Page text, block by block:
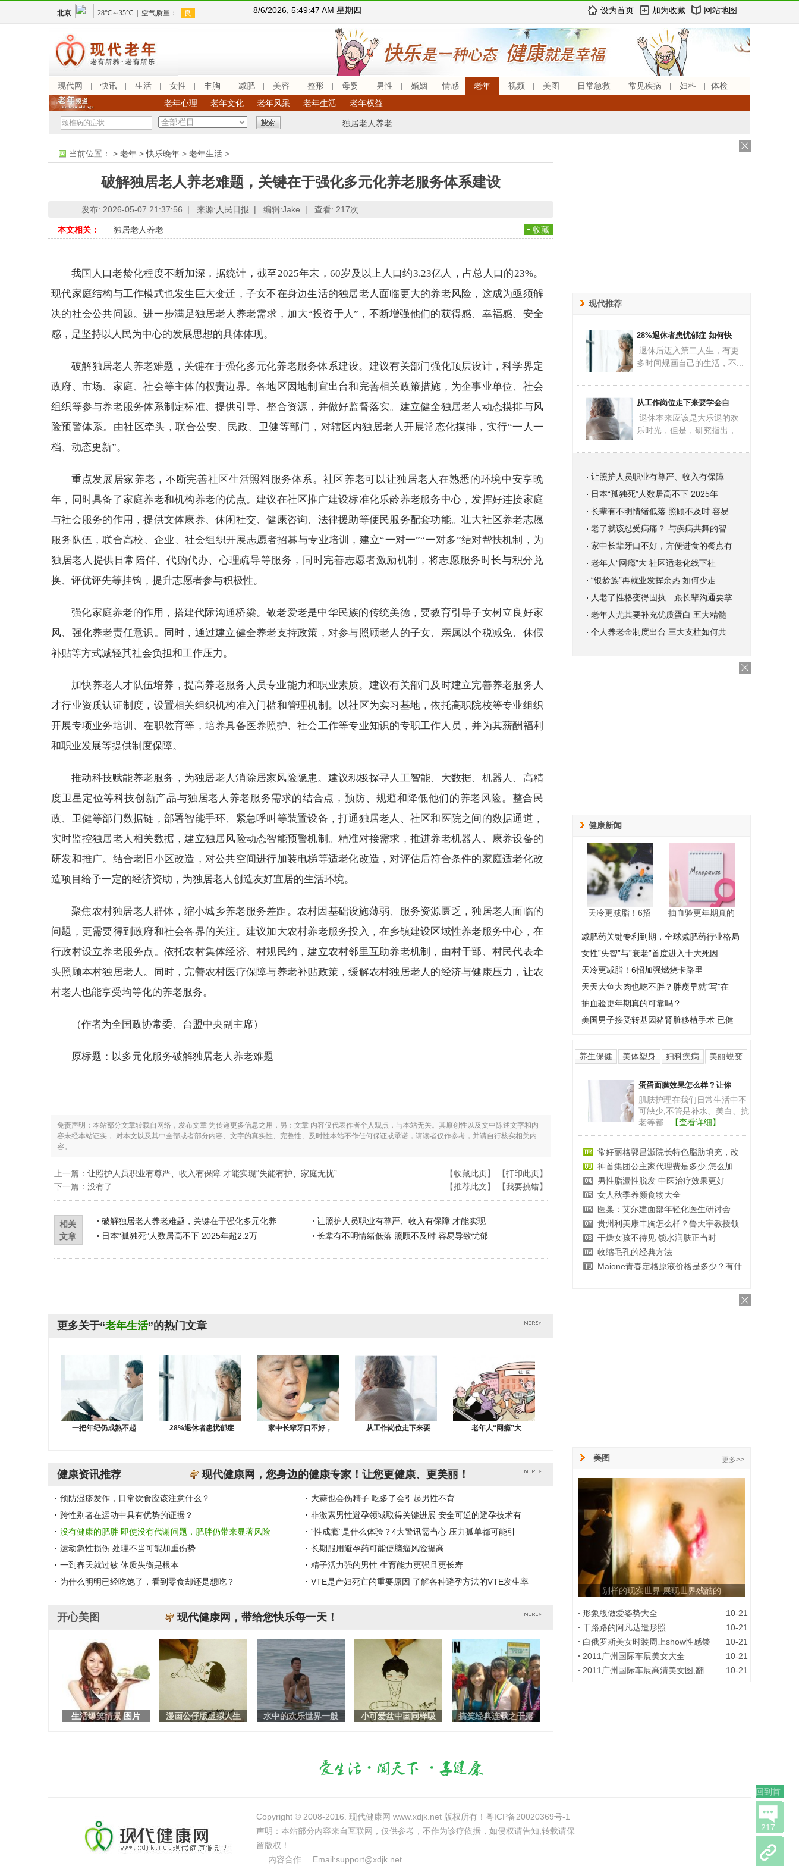
8/6/2026, 5:49:48 AM 星期四 设为首页 加为收藏 网站地图
现代网 快讯 生活 女性 丰胸 减肥 美容 整形 母婴 男性 婚姻 情感 老年 视频 美图 日常急救 常见疾病 妇科
体检
老年心理
老年文化 老年风采 老年生活 老年权益
独居老人养老
当前位置： > 老年 >快乐晚年 > 老年生活 >
破解独居老人养老难题，关键在于强化多元化养老服务体系建设
发布: 2026-05-07 21:37:56 | 来源: 人民日报 | 编辑:Jake | 查看: 217次
本文相关： 独居老人养老 收藏
我国人口老龄化程度不断加深，据统计，截至2025年末，60岁及以上人口约3.23亿人，占总人口的23%。
现代家庭结构与工作模式也发生巨大变迁，子女不在身边生活的独居老人面临更大的养老风险，这成为亟须解
决的社会公共问题。进一步满足独居老人养老需求，加大“投资于人”，不断增强他们的获得感、幸福感、安全
感，是坚持以人民为中心的发展思想的具体体现。
破解独居老人养老难题，关键在于强化多元化养老服务体系建设。建议有关部门强化顶层设计，科学界定
政府、市场、家庭、社会等主体的权责边界。各地区因地制宜出台和完善相关政策措施，为企事业单位、社会
组织等参与养老服务体系制定标准、提供引导、整合资源，并做好监督落实。建立健全独居老人动态摸排与风
险预警体系。由社区牵头，联合公安、民政、卫健等部门，对辖区内独居老人开展常态化摸排，实行“一人一
档、动态更新”。
重点发展居家养老，不断完善社区生活照料服务体系。社区养老可以让独居老人在熟悉的环境中安享晚
年，同时具备了家庭养老和机构养老的优点。建议在社区推广建设标准化乐龄养老服务中心，发挥好连接家庭
与社会服务的作用，提供文体康养、休闲社交、健康咨询、法律援助等便民服务配套功能。壮大社区养老志愿
服务队伍，联合高校、企业、社会组织开展志愿者招募与专业培训，建立“一对一”“一对多”结对帮扶机制，为
独居老人提供日常陪伴、代购代办、心理疏导等服务，同时完善志愿者激励机制，将志愿服务时长与积分兑
换、评优评先等挂钩，提升志愿者参与积极性。
强化家庭养老的作用，搭建代际沟通桥梁。敬老爱老是中华民族的传统美德，要教育引导子女树立良好家
风、强化养老责任意识。同时，通过建立健全养老支持政策，对参与照顾老人的子女、亲属以个税减免、休假
补贴等方式减轻其社会负担和工作压力。
加快养老人才队伍培养，提高养老服务人员专业能力和职业素质。建议有关部门及时建立完善养老服务人
才行业资质认证制度，设置相关组织机构准入门槛和管理机制。以社区为实习基地，依托高职院校等专业组织
开展专项业务培训、在职教育等，培养具备医养照护、社会工作等专业知识的专职工作人员，并为其薪酬福利
和职业发展等提供制度保障。
推动科技赋能养老服务，为独居老人消除居家风险隐患。建议积极探寻人工智能、大数据、机器人、高精
度卫星定位等科技创新产品与独居老人养老服务需求的结合点，预防、规避和降低他们的养老风险。整合民
政、卫健等部门数据链，部署智能手环、紧急呼叫等装置设备，打通独居老人、社区和医院之间的数据通道，
实时监控独居老人相关数据，建立独居风险动态智能预警机制。精准对接需求，推进养老机器人、康养设备的
研发和推广。结合老旧小区改造，对公共空间进行加装电梯等适老化改造，对评估后符合条件的家庭适老化改
造项目给予一定的经济资助，为独居老人创造友好宜居的生活环境。
聚焦农村独居老人群体，缩小城乡养老服务差距。农村因基础设施薄弱、服务资源匮乏，独居老人面临的
问题，更需要得到政府和社会各界的关注。建议加大农村养老服务投入，在乡镇建设区域性养老服务中心，在
行政村设立养老服务点。依托农村集体经济、村规民约，建立农村邻里互助养老机制，由村干部、村民代表牵
头照顾本村独居老人。同时，完善农村医疗保障与养老补贴政策，缓解农村独居老人的经济与健康压力，让农
村老人也能享受均等化的养老服务。
（作者为全国政协常委、台盟中央副主席）
原标题：以多元化服务破解独居老人养老难题
免责声明：本站部分文章转载自网络，发布文章 为传递更多信息之用，另：文章 内容仅代表作者个人观点，与本站无关。其原创性以及文中陈述文字和内
容未经本站证实， 对本文以及其中全部或者部分内容、文字的真实性、完整性、及时性本站不作任何保证或承诺，请读者仅作参考，并请自行核实相关内
容。
上一篇： 让照护人员职业有尊严、收入有保障 才能实现“失能有护、家庭无忧”
下一篇：没有了
【收藏此页】 【打印此页】
【推荐此文】 【我要挑错】
相关
文章
破解独居老人养老难题，关键在于强化多元化养
让照护人员职业有尊严、收入有保障 才能实现
日本“孤独死”人数居高不下 2025年超2.2万
长辈有不明情绪低落 照顾不及时 容易导致忧郁
更多关于“老年生活”的热门文章
一把年纪仍成熟不起 28%退休者患忧郁症 家中长辈牙口不好， 从工作岗位走下来要 老年人“网瘾”大
健康资讯推荐 现代健康网，您身边的健康专家！让您更健康、更美丽！
预防湿疹发作，日常饮食应该注意什么？
跨性别者在运动中具有优势的证据？
没有健康的肥胖 即使没有代谢问题，肥胖仍带来显著风险
运动急性损伤 处理不当可能加重伤势
一到春天就过敏 体质失衡是根本
为什么明明已经吃饱了，看到零食却还是想吃？
大蒜也会伤精子 吃多了会引起男性不育
非激素男性避孕领域取得关键进展 安全可逆的避孕技术有
“性成瘾”是什么体验？4大警讯需当心 压力孤单都可能引
长期服用避孕药可能使脑瘤风险提高
精子活力强的男性 生育能力更强且更长寿
VTE是产妇死亡的重要原因 了解各种避孕方法的VTE发生率
开心美图 现代健康网，带给您快乐每一天！
生活爆笑情景 图片 漫画公仔版虚拟人生 水中的欢乐世界一般 小可爱盆中画同样吸 搞笑经典连载之干露
现代推荐
28%退休者患忧郁症 如何快
退休后迈入第二人生，有更
多时间规画自己的生活，不...
从工作岗位走下来要学会自
退休本来应该是大乐退的欢
乐时光，但是，研究指出，...
让照护人员职业有尊严、收入有保障
日本“孤独死”人数居高不下 2025年
长辈有不明情绪低落 照顾不及时 容易
老了就该忍受病痛？ 与疾病共舞的智
家中长辈牙口不好，方便进食的餐点有
老年人“网瘾”大 社区适老化线下社
“银龄族”再就业发挥余热 如何少走
人老了性格变得固执 跟长辈沟通要掌
老年人尤其要补充优质蛋白 五大精髓
个人养老金制度出台 三大支柱如何共
健康新闻
天冷更减脂！6招 抽血验更年期真的
减肥药关键专利到期，全球减肥药行业格局
女性”失智”与”衰老”首度进入十大死因
天冷更减脂！6招加强燃烧卡路里
天天大鱼大肉也吃不胖？胖瘦早就“写”在
抽血验更年期真的可靠吗？
美国男子接受转基因猪肾脏移植手术 已健
养生保健 美体塑身 妇科疾病 美丽蜕变
蛋蛋面膜效果怎么样？让你
肌肤护理在我们日常生活中不
可缺少,不管是补水、美白、抗
老等都...
【查看详细】
常好丽格郭昌灏院长特色脂肪填充，改
神首集团公主家代理费是多少,怎么加
男性脂漏性脱发 中医治疗效果更好
女人秋季养颜食物大全
医巢：艾尔建面部年轻化医生研讨会
贵州利美康丰胸怎么样？鲁天宇教授领
干燥女孩不待见 锁水润肤正当时
收缩毛孔的经典方法
Maione青春定格原液价格是多少？有什
美图 更多>>
别样的现实世界 展现世界残酷的
形象版做爱姿势大全
10-21
干路路的阿凡达造形照
10-21
白俄罗斯美女时装周上show性感镂
10-21
2011广州国际车展美女大全
10-21
2011广州国际车展高清美女图,翻
10-21
回到首
页
217
Copyright © 2008-2016. 现代健康网 www.xdjk.net 版权所有！ 粤ICP备20020369号-1
声明：本站部分内容来自互联网，仅供参考，不作为诊疗依据，如侵权请告知,转载请保
留版权！
内容合作
Email:support@xdjk.net